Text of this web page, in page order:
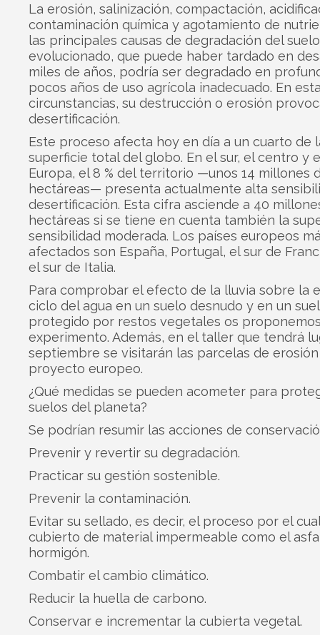
La erosión, salinización, compactación,
contaminación química y agotamiento de
las principales causas de degradación del
evolucionado, que puede haber tardado en
miles de años, podría ser degradado en
pocos años de uso agrícola inadecuado. En
circunstancias, su destrucción o erosión
desertificación.
Este proceso afecta hoy en día a un cuarto de
superficie total del globo. En el sur, el centro y
Europa, el 8 % del territorio —unos 14 millones
hectáreas— presenta actualmente alta
desertificación. Esta cifra asciende a 40
hectáreas si se tiene en cuenta también la
sensibilidad moderada. Los países europeos
afectados son España, Portugal, el sur de
el sur de Italia.
Para comprobar el efecto de la lluvia sobre la
ciclo del agua en un suelo desnudo y en un
protegido por restos vegetales os
experimento. Además, en el taller que tendrá
septiembre se visitarán las parcelas de
proyecto europeo.
¿Qué medidas se pueden acometer para
suelos del planeta?
Se podrían resumir las acciones de
Prevenir y revertir su degradación.
Practicar su gestión sostenible.
Prevenir la contaminación.
Evitar su sellado, es decir, el proceso por el
cubierto de material impermeable como el
hormigón.
Combatir el cambio climático.
Reducir la huella de carbono.
Conservar e incrementar la cubierta vegetal.